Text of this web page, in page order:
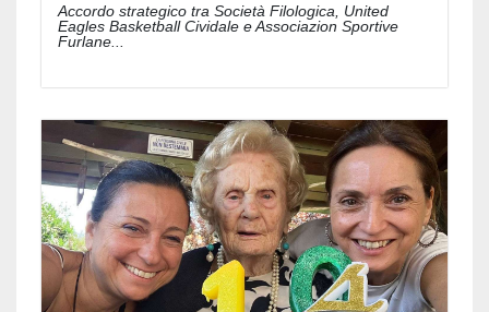
Accordo strategico tra Società Filologica, United
Eagles Basketball Cividale e Associazion Sportive
Furlane...